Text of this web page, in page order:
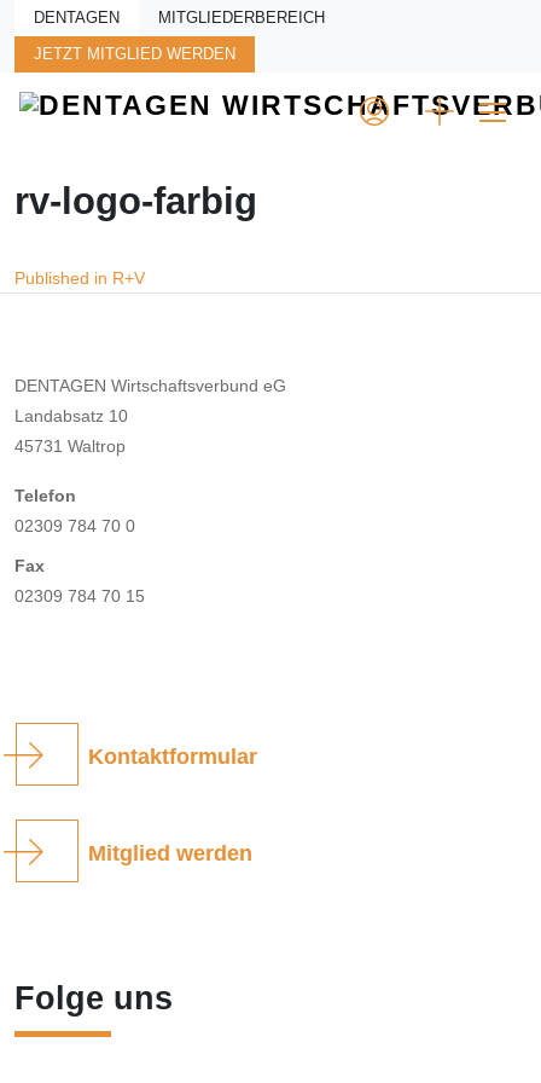
Skip to main content
DENTAGEN MITGLIEDERBEREICH
JETZT MITGLIED WERDEN
rv-logo-farbig
Beitragsnavigation
Published in R+V
DENTAGEN Wirtschaftsverbund eG
Landabsatz 10
45731 Waltrop
Telefon
02309 784 70 0
Fax
02309 784 70 15
Kontaktformular
Mitglied werden
Folge uns